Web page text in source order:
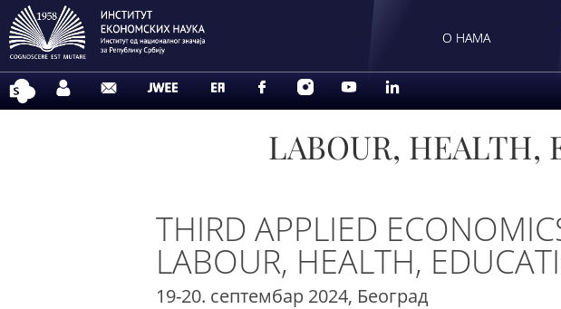
О НАМА
LABOUR, HEALTH,
THIRD APPLIED
LABOUR, HEALTH,
19-20. cептембар 2024, Београд